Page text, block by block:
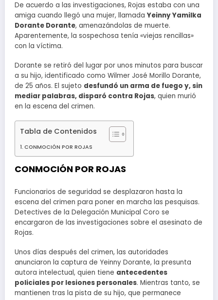
De acuerdo a las investigaciones, Rojas estaba con una
amiga cuando llegó una mujer, llamada Yeinny Yamilka
Dorante Dorante, amenazándolas de muerte.
Aparentemente, la sospechosa tenía «viejas rencillas»
con la víctima.
Dorante se retiró del lugar por unos minutos para buscar
a su hijo, identificado como Wilmer José Morillo Dorante,
de 25 años. El sujeto desfundó un arma de fuego y, sin
mediar palabras, disparó contra Rojas, quien murió
en la escena del crimen.
Tabla de Contenidos
CONMOCIÓN POR ROJAS
CONMOCIÓN POR ROJAS
Funcionarios de seguridad se desplazaron hasta la
escena del crimen para poner en marcha las pesquisas.
Detectives de la Delegación Municipal Coro se
encargaron de las investigaciones sobre el asesinato de
Rojas.
Unos días después del crimen, las autoridades
anunciaron la captura de Yeinny Dorante, la presunta
autora intelectual, quien tiene antecedentes
policiales por lesiones personales. Mientras tanto, se
mantienen tras la pista de su hijo, que permanece